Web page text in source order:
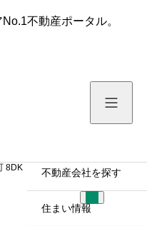
保存した条件
不動産会社を探す
住まい情報
不動産ポータル。
8DK